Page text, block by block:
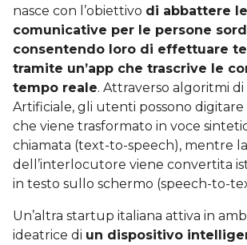
nasce con l’obiettivo di abbattere
comunicative per le persone
consentendo loro di effettuare
tramite un’app che trascrive le
tempo reale. Attraverso algoritmi
Artificiale, gli utenti possono digitare
che viene trasformato in voce
chiamata (text-to-speech), mentre
dell’interlocutore viene convertita
in testo sullo schermo (speech-to-
Un’altra startup italiana attiva in
ideatrice di un dispositivo